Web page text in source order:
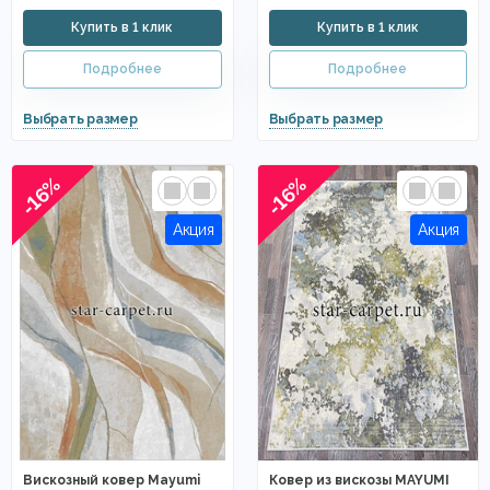
-16%
Вискозный ковер Mayumi
-16%
Ковер из вискозы MAYUMI